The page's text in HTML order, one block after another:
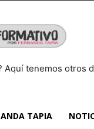
Aquí tenemos otros
TAPIA